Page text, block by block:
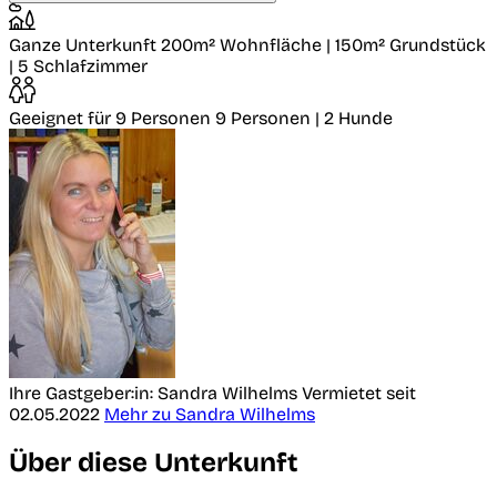
Ganze Unterkunft 200m² Wohnfläche | 150m² Grundstück
| 5 Schlafzimmer
Geeignet für 9 Personen 9 Personen | 2 Hunde
Ihre Gastgeber:in: Sandra Wilhelms Vermietet seit
02.05.2022 Mehr zu Sandra Wilhelms
Über diese Unterkunft